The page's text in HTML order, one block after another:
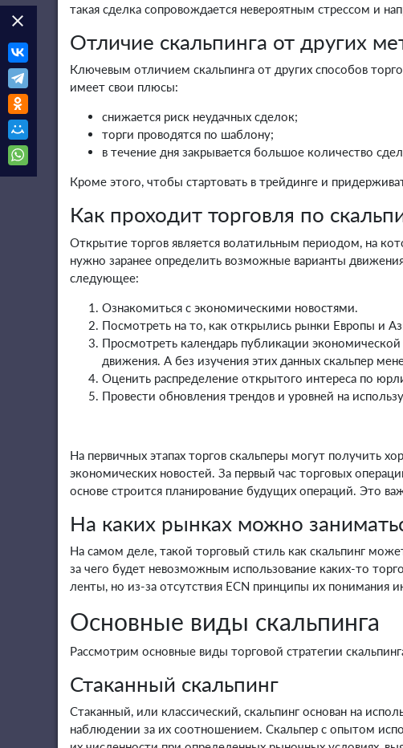
clear
такая сделка сопровождается невероятным стрессом и
Отличие скальпинга от других
Ключевым отличием скальпинга от других способов
имеет свои плюсы:
снижается риск неудачных сделок;
торги проводятся по шаблону;
в течение дня закрывается большое количество
Кроме этого, чтобы стартовать в трейдинге и
Как проходит торговля по
Открытие торгов является волатильным периодом, на
нужно заранее определить возможные варианты
следующее:
Ознакомиться с экономическими новостями.
Посмотреть на то, как открылись рынки Европы и
Просмотреть календарь публикации
движения. А без изучения этих данных скальпер
Оценить распределение открытого интереса по
Провести обновления трендов и уровней на
На первичных этапах торгов скальперы могут получить
экономических новостей. За первый час торговых
основе строится планирование будущих операций. Это
На каких рынках можно
На самом деле, такой торговый стиль как скальпинг
за чего будет невозможным использование каких-то
ленты, но из-за отсутствия ECN принципы их понимания
Основные виды скальпинга
Рассмотрим основные виды торговой стратегии
Стаканный скальпинг
Стаканный, или классический, скальпинг основан на
наблюдении за их соотношением. Скальпер с опытом